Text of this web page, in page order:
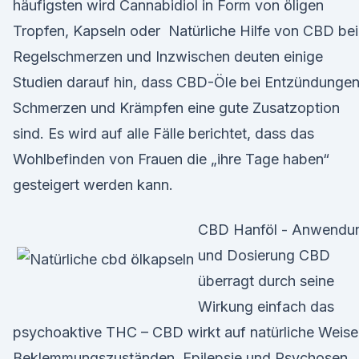
häufigsten wird Cannabidiol in Form von öligen
Tropfen, Kapseln oder Natürliche Hilfe von CBD bei
Regelschmerzen und Inzwischen deuten einige
Studien darauf hin, dass CBD-Öle bei
Schmerzen und Krämpfen eine gute Zusatzoption
sind. Es wird auf alle Fälle berichtet, dass das
Wohlbefinden von Frauen die „ihre Tage haben“
gesteigert werden kann.
CBD Hanföl -
und Dosierung CBD
überragt durch seine
Wirkung einfach das
psychoaktive THC – CBD wirkt auf natürliche Weise